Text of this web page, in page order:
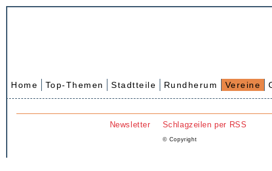
Home Top-Themen Stadtteile Rundherum Vereine
Newsletter Schlagzeilen per RSS
© Copyright